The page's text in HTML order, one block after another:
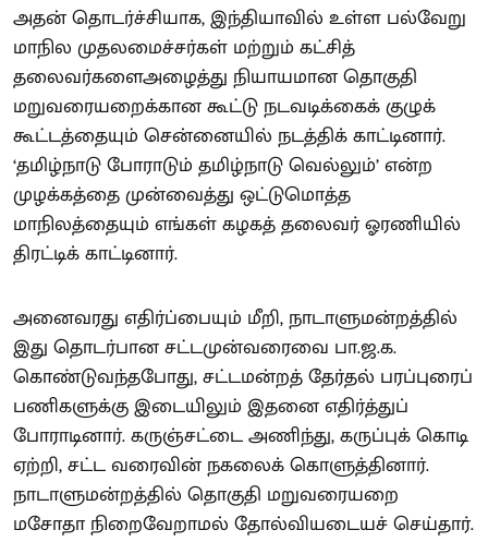
அதன் தொடர்ச்சியாக, இந்தியாவில் உள்ள பல்வேறு
மாநில முதலமைச்சர்கள் மற்றும் கட்சித்
தலைவர்களைஅழைத்து நியாயமான தொகுதி
மறுவரையறைக்கான கூட்டு நடவடிக்கைக் குழுக்
கூட்டத்தையும் சென்னையில் நடத்திக் காட்டினார்.
‘தமிழ்நாடு போராடும் தமிழ்நாடு வெல்லும்’ என்ற
முழக்கத்தை முன்வைத்து ஒட்டுமொத்த
மாநிலத்தையும் எங்கள் கழகத் தலைவர் ஓரணியில்
திரட்டிக் காட்டினார்.
அனைவரது எதிர்ப்பையும் மீறி, நாடாளுமன்றத்தில்
இது தொடர்பான சட்டமுன்வரைவை பா.ஜ.க.
கொண்டுவந்தபோது, சட்டமன்றத் தேர்தல் பரப்புரைப்
பணிகளுக்கு இடையிலும் இதனை எதிர்த்துப்
போராடினார். கருஞ்சட்டை அணிந்து, கருப்புக் கொடி
ஏற்றி, சட்ட வரைவின் நகலைக் கொளுத்தினார்.
நாடாளுமன்றத்தில் தொகுதி மறுவரையறை
மசோதா நிறைவேறாமல் தோல்வியடையச் செய்தார்.